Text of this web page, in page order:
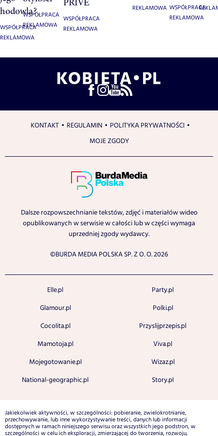
hodowla?
WSPÓŁPRACA
REKLAMOWA
WSPÓŁPRACA
REKLAMOWA
WSPÓŁPRACA
REKLAMOWA
REKLAMOWA WSPÓŁPRACA
REKLAMOWA
KONTAKT REGULAMIN
POLITYKA PRYWATNOŚCI
MOJE ZGODY
Dalsze rozpowszechnianie tekstów, zdjęć i materiałów wideo
opublikowanych w serwisie w całości lub w części wymaga
uprzedniej zgody wydawcy.
©BURDA MEDIA POLSKA SP. Z O. O. 2026
Elle.pl
Glamour.pl
Cocolita.pl
Mamotoja.pl
Mojegotowanie.pl
National-geographic.pl
Party.pl
Polki.pl
Przyslijprzepis.pl
Viva.pl
Wizaz.pl
Story.pl
Jakiekolwiek aktywności, w szczególności: pobieranie, zwielokrotnianie,
przechowywanie, lub inne wykorzystywanie treści, danych lub informacji
dostępnych w ramach niniejszego serwisu oraz wszystkich jego podstron, w
szczególności w celu ich eksploracji, zmierzającej do tworzenia, rozwoju,